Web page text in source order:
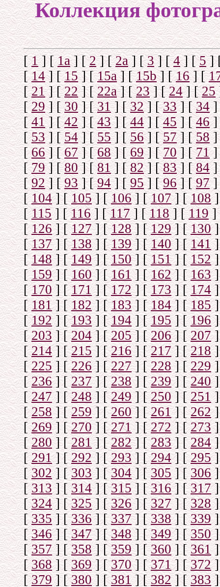
Коллекция
[1] [1а] [2] [2а] [3] [4] [5]
[14] [15] [15a] [15b] [16] [
[21] [22] [22a] [23] [24] [25
[29] [30 ] [31] [32] [33] [34]
[41] [42] [43] [44] [45] [46]
[53] [54] [55] [56] [57] [58]
[66] [67] [68] [69] [70] [71]
[79] [80] [81] [82] [83] [84]
[92] [93] [94] [95] [96] [97]
[104] [105] [ 106] [107] [108]
[115] [116] [117] [118] [119]
[126] [127] [128] [129] [130]
[137] [138] [139] [140] [141]
[148] [149] [150] [151] [152]
[159] [160] [161] [162] [163]
[170] [171] [172] [173] [174]
[181] [182] [183] [184] [185]
[192] [193] [194] [195] [196]
[203] [204] [205] [206] [207]
[214] [215] [216] [217] [218]
[225] [226] [227] [228] [229]
[236] [237] [238] [239] [240]
[247] [248] [249] [250] [251]
[258] [259] [260] [261] [262]
[269] [270] [271] [272] [273]
[ 280] [281] [282] [283] [284]
[291] [292] [293] [294] [295]
[302] [303] [304] [305] [ 306]
[313] [314] [315] [316] [317]
[324] [325] [326] [327] [328]
[335] [336] [337] [338] [339]
[346] [347] [348] [349] [350]
[357] [358] [359] [360] [ 361]
[368] [369] [370] [371] [372]
[379] [380] [381] [382] [383]